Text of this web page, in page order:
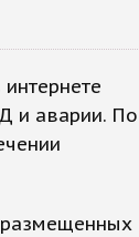
и аварии. По
размещенных